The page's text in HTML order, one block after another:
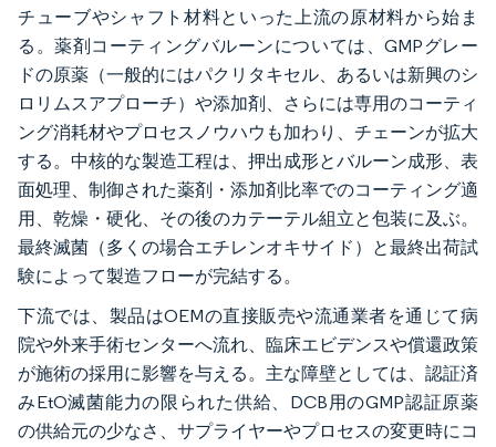
チューブやシャフト材料といった上流の原材料から始ま
る。薬剤コーティングバルーンについては、GMPグレー
ドの原薬（一般的にはパクリタキセル、あるいは新興のシ
ロリムスアプローチ）や添加剤、さらには専用のコーティ
ング消耗材やプロセスノウハウも加わり、チェーンが拡大
する。中核的な製造工程は、押出成形とバルーン成形、表
面処理、制御された薬剤・添加剤比率でのコーティング適
用、乾燥・硬化、その後のカテーテル組立と包装に及ぶ。
最終滅菌（多くの場合エチレンオキサイド）と最終出荷試
験によって製造フローが完結する。
下流では、製品はOEMの直接販売や流通業者を通じて病
院や外来手術センターへ流れ、臨床エビデンスや償還政策
が施術の採用に影響を与える。主な障壁としては、認証済
みEtO滅菌能力の限られた供給、DCB用のGMP認証原薬
の供給元の少なさ、サプライヤーやプロセスの変更時にコ